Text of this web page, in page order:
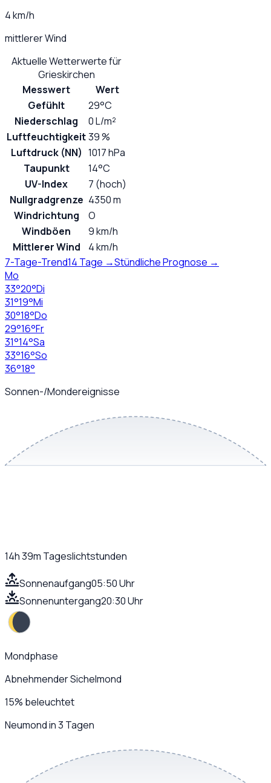
4 km/h
mittlerer Wind
Aktuelle Wetterwerte für
Grieskirchen
Messwert
Wert
Gefühlt
29°C
Niederschlag
0 L/m²
Luftfeuchtigkeit39 %
Luftdruck (NN) 1017 hPa
Taupunkt
14°C
UV-Index
7 (hoch)
Nullgradgrenze 4350 m
Windrichtung
O
Windböen
9 km/h
Mittlerer Wind
4 km/h
7-Tage-Trend14 Tage →Stündliche Prognose →
Mo
33°20°Di
31°19°Mi
30°18°Do
29°16°Fr
31°14°Sa
33°16°So
36°18°
Sonnen-/Mondereignisse
14h 39m Tageslichtstunden
Sonnenaufgang05:50 Uhr
Sonnenuntergang20:30 Uhr
Mondphase
Abnehmender Sichelmond
15% beleuchtet
Neumond in 3 Tagen